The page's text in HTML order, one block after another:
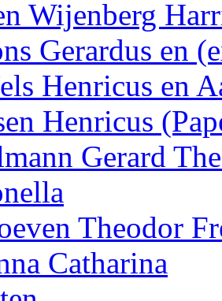
Wijenberg
Gerardus en
Henricus en
Henricus
Gerard
Theodor
Catharina